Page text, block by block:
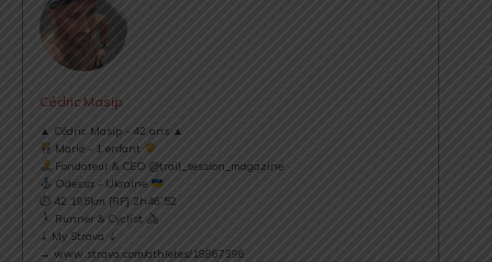
Cédric Masip
▲ Cédric Masip - 42 ans ▲
Marié - 1 enfant
Fondateur & CEO @trail_session_magazine
Odessa - Ukraine
⏱ 42.195km [RP] 2h46’52
Runner & Cyclist
⇣ My Strava ⇣
→ www.strava.com/athletes/18867396